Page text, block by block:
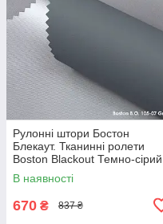
Рулонні штори Бостон
Блекаут. Тканинні ролети
Boston Blackout Темно-сірий
105-07, 350
В наявності
670 ₴ 837 ₴